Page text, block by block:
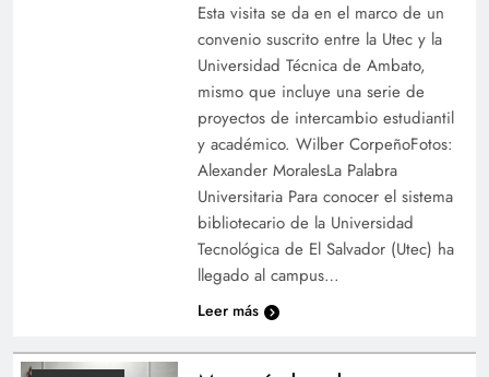
Esta visita se da en el marco de un
convenio suscrito entre la Utec y la
Universidad Técnica de Ambato,
mismo que incluye una serie de
proyectos de intercambio estudiantil
y académico. Wilber CorpeñoFotos:
Alexander MoralesLa Palabra
Universitaria Para conocer el sistema
bibliotecario de la Universidad
Tecnológica de El Salvador (Utec) ha
llegado al campus…
Leer más